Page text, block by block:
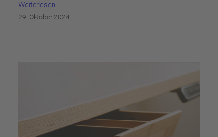
Weiterlesen
29. Oktober 2024